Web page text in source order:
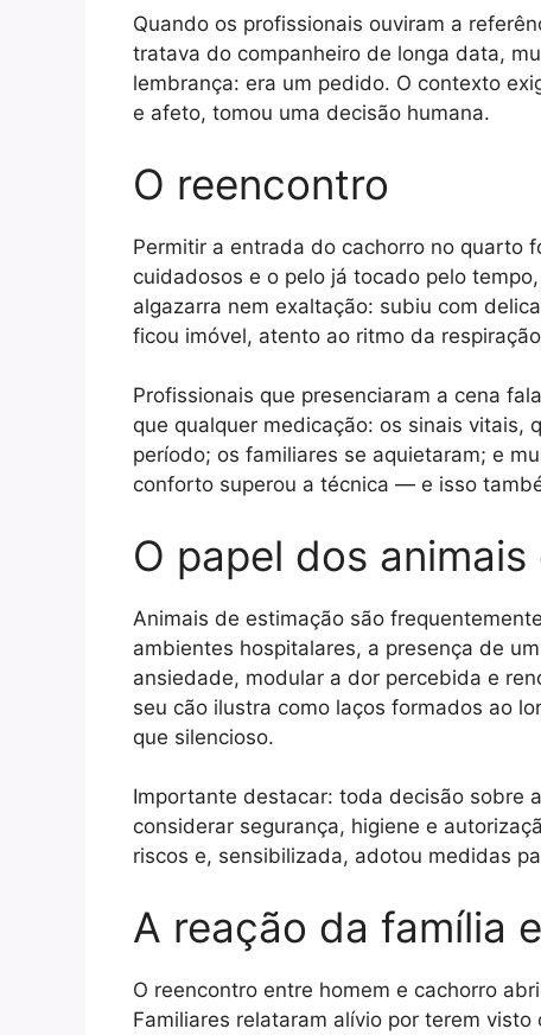
Quando os profissionais ouviram a
tratava do companheiro de longa data,
lembrança: era um pedido. O contexto
e afeto, tomou uma decisão humana.
O reencontro
Permitir a entrada do cachorro no quarto
cuidadosos e o pelo já tocado pelo
algazarra nem exaltação: subiu com
ficou imóvel, atento ao ritmo da
Profissionais que presenciaram a cena
que qualquer medicação: os sinais vitais,
período; os familiares se aquietaram; e
conforto superou a técnica — e isso
O papel dos
Animais de estimação são
ambientes hospitalares, a presença de
ansiedade, modular a dor percebida e
seu cão ilustra como laços formados ao
que silencioso.
Importante destacar: toda decisão sobre
considerar segurança, higiene e
riscos e, sensibilizada, adotou medidas
A reação da família
O reencontro entre homem e cachorro
Familiares relataram alívio por terem